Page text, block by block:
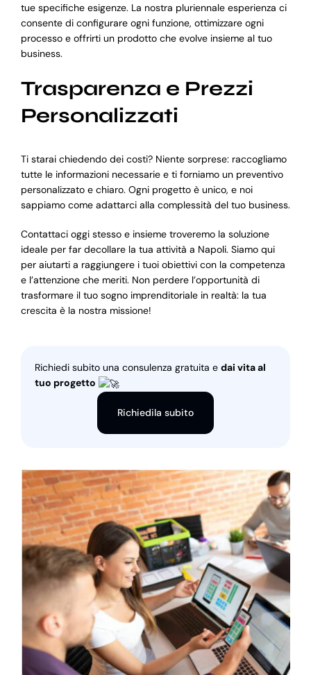
tue specifiche esigenze. La nostra pluriennale esperienza ci
consente di configurare ogni funzione, ottimizzare ogni
processo e offrirti un prodotto che evolve insieme al tuo
business.
Trasparenza e Prezzi
Personalizzati
Ti starai chiedendo dei costi? Niente sorprese: raccogliamo
tutte le informazioni necessarie e ti forniamo un preventivo
personalizzato e chiaro. Ogni progetto è unico, e noi
sappiamo come adattarci alla complessità del tuo business.
Contattaci oggi stesso e insieme troveremo la soluzione
ideale per far decollare la tua attività a Napoli. Siamo qui
per aiutarti a raggiungere i tuoi obiettivi con la competenza
e l’attenzione che meriti. Non perdere l’opportunità di
trasformare il tuo sogno imprenditoriale in realtà: la tua
crescita è la nostra missione!
Richiedi subito una consulenza gratuita e dai vita al
tuo progetto
Richiedila subito